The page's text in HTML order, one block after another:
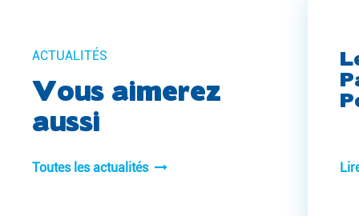
ACTUALITÉS
Vous aimerez
aussi
Toutes les actualités